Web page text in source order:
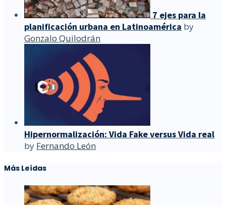
7 ejes para la
planificación urbana en Latinoamérica by
Gonzalo Quilodrán
Hipernormalización: Vida Fake versus Vida real
by Fernando León
Más Leídas